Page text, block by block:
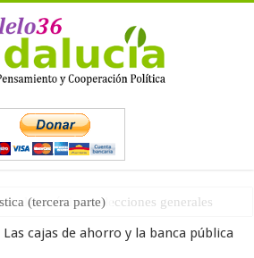
las próximas elecciones generales
Las cajas de ahorro y la banca pública